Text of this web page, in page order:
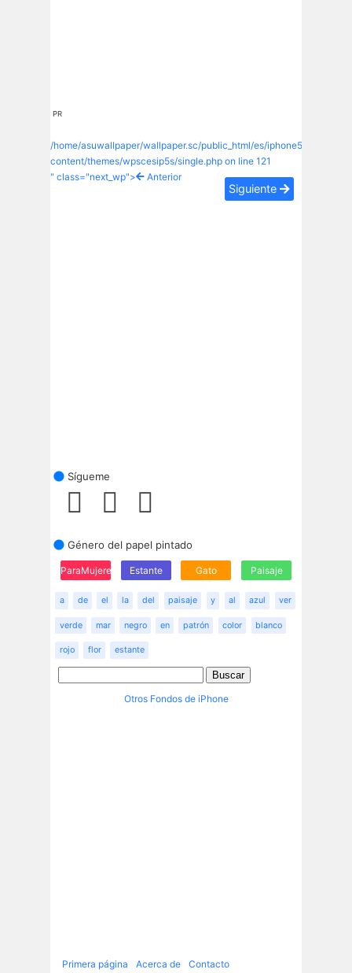
PR
/home/asuwallpaper/wallpaper.sc/public_html/es/iphone5s/wp-
content/themes/wpscesip5s/single.php on line 121
" class="next_wp">
Anterior
Siguiente
Sígueme
Género del papel pintado
ParaMujeres Estante Gato Paisaje
a de el la del paisaje y al azul ver
verde mar negro en patrón color blanco
rojo flor estante
Otros Fondos de iPhone
Primera página Acerca de Contacto